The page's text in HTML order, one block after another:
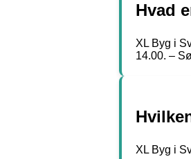
Hvad
XL Byg i
14.00. –
XL Byg i